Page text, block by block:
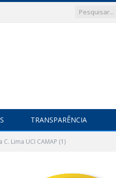
TRANSPARÊNCIA
C. Lima UCI CAMAP (1)